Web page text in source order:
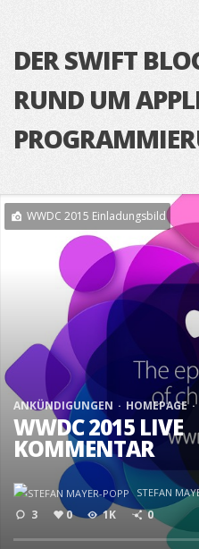
DER SWIFT
RUND UM
WWDC 2015 Einladungsbild
ANKÜNDIGUNGEN HOMEPAGE
WWDC 2015 LIVE
KOMMENTAR
STEFAN
3 0 1K 0